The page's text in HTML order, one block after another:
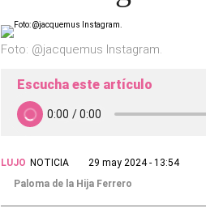
Foto: @jacquemus Instagram.
Escucha este artículo
LUJO NOTICIA
29 may 2024 - 13:54
Paloma de la Hija Ferrero